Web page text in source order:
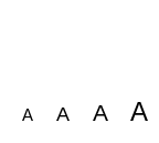
A A A A